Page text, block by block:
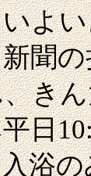
い
聞
き
日
浴の